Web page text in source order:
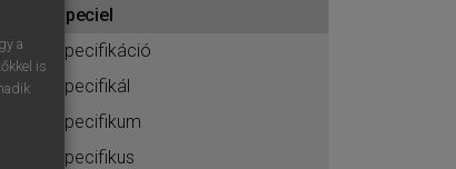
speciel
specifikáció
specifikál
specifikum
specifikus
a
is